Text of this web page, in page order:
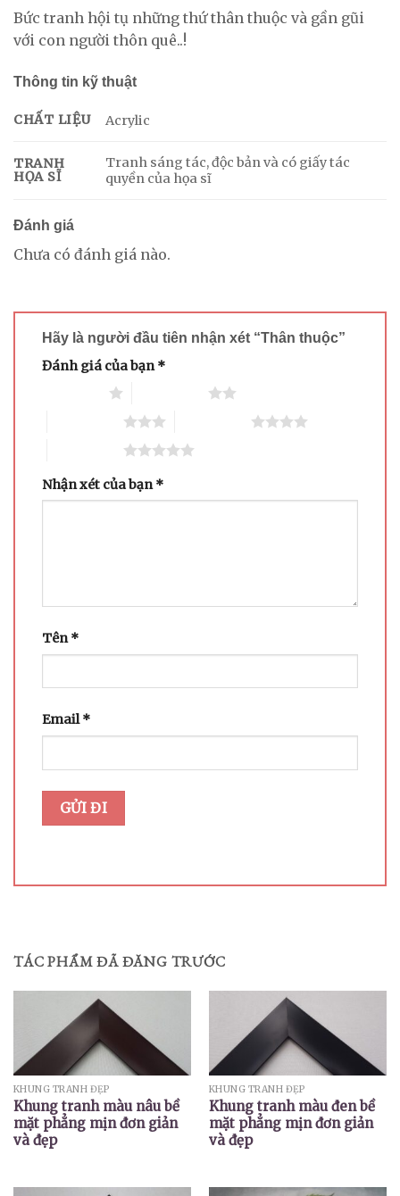
Bức tranh hội tụ những thứ thân thuộc và gần gũi
với con người thôn quê..!
Thông tin kỹ thuật
CHẤT LIỆU Acrylic
TRANH
HỌA SĨ
Tranh sáng tác, độc bản và có giấy tác
quyền của họa sĩ
Đánh giá
Chưa có đánh giá nào.
Hãy là người đầu tiên nhận xét “Thân thuộc”
Đánh giá của bạn*
Nhận xét của bạn *
Tên*
Email*
TÁC PHẨM ĐÃ ĐĂNG TRƯỚC
KHUNG TRANH ĐẸP
Khung tranh màu nâu bề
mặt phẳng mịn đơn giản
và đẹp
KHUNG TRANH ĐẸP
Khung tranh màu đen bề
mặt phẳng mịn đơn giản
và đẹp